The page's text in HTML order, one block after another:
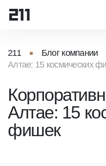
211 Блог компании
Алтае: 15 космических
Алтае: 15
фишек